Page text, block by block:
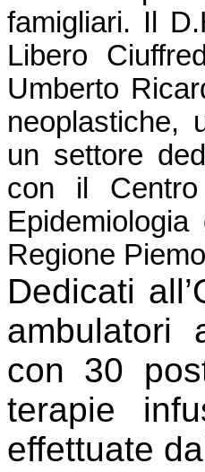
famigliari. Il
Libero
Umberto
neoplastiche,
un settore
con il
Regione
Dedicati
ambulatori
con 30
terapie
effettuate